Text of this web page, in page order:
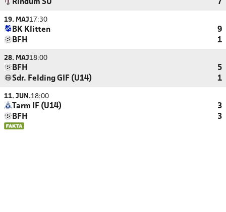
Rindum SU
7
19. MAJ17:30
BK Klitten
9
BFH
1
28. MAJ18:00
BFH
5
Sdr. Felding GIF (U14)
1
11. JUN.18:00
Tarm IF (U14)
3
BFH
3